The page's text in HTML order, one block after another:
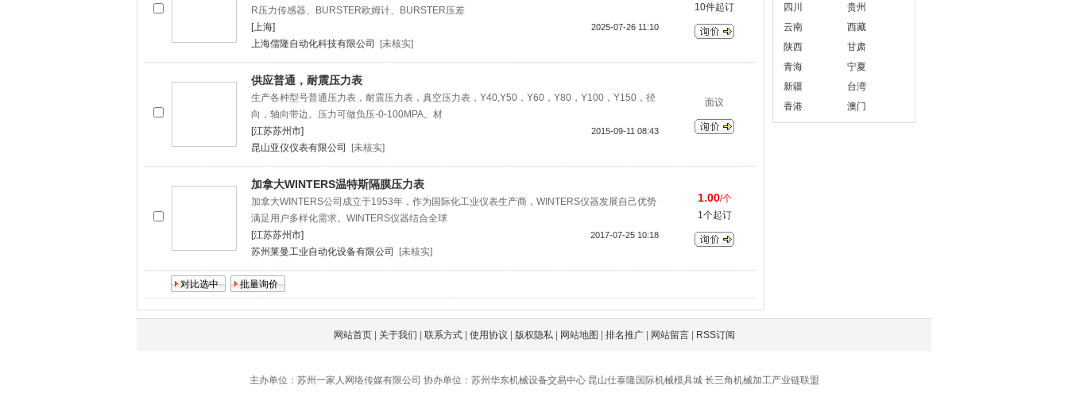
R压力传感器、BURSTER欧姆计、BURSTER压差
2025-07-26 11:10
[上海]
上海儒隆自动化科技有限公司
[未核实]
10件起订
供应普通，耐震压力表
生产各种型号普通压力表，耐震压力表，真空压力表，Y40,Y50，Y60，Y80，Y100，Y150，径
向，轴向带边。压力可做负压-0-100MPA。材
2015-09-11 08:43
[江苏苏州市]
昆山亚仪仪表有限公司
[未核实]
面议
加拿大WINTERS温特斯隔膜压力表
加拿大WINTERS公司成立于1953年，作为国际化工业仪表生产商，WINTERS仪器发展自己优势
满足用户多样化需求。WINTERS仪器结合全球
2017-07-25 10:18
[江苏苏州市]
苏州莱曼工业自动化设备有限公司
[未核实]
1.00/个
1个起订
四川
贵州
云南
西藏
陕西
甘肃
青海
宁夏
新疆
台湾
香港
澳门
网站首页| 关于我们 联系方式| 使用协议 版权隐私| 网站地图 排名推广| 网站留言| RSS订阅
主办单位：苏州一家人网络传媒有限公司 协办单位：苏州华东机械设备交易中心 昆山仕泰隆国际机械模具城 长三角机械加工产业链联盟